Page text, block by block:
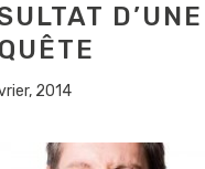
D’UNE
2014